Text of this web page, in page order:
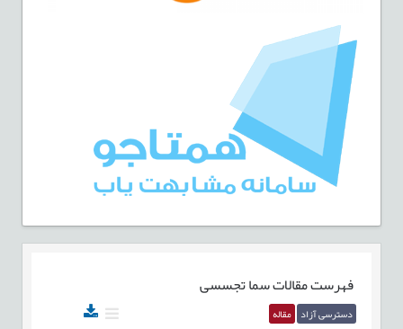
فهرست مقالاتسما تجسسی
دسترسی آزاد مقاله